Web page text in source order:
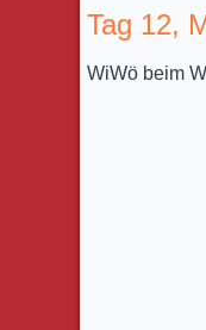
Tag 12,
WiWö beim